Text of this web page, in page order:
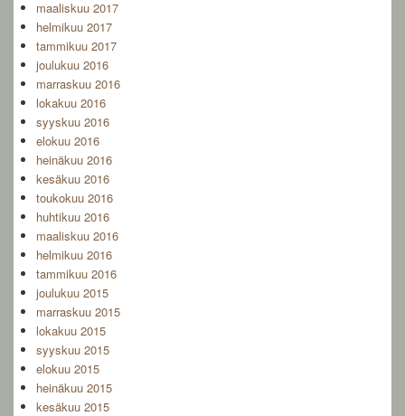
maaliskuu 2017
helmikuu 2017
tammikuu 2017
joulukuu 2016
marraskuu 2016
lokakuu 2016
syyskuu 2016
elokuu 2016
heinäkuu 2016
kesäkuu 2016
toukokuu 2016
huhtikuu 2016
maaliskuu 2016
helmikuu 2016
tammikuu 2016
joulukuu 2015
marraskuu 2015
lokakuu 2015
syyskuu 2015
elokuu 2015
heinäkuu 2015
kesäkuu 2015